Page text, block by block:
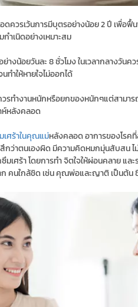
ควรเว้นการมีบุตรอย่างน้อย 2 ปี เพื่อฟื้
าเนิดอย่างเหมาะสม
างน้อยวันละ 8 ชั่วโมง ในเวลากลางวัน
าให้หายใจไม่ออกได้
รทํางานหนักหรือยกของหนักๆแต่สามาร
หลังคลอด
เศร้าในคุณแม่หลังคลอด อาการของโรค
กว่าตนเองผิด มีความคิดหมกมุ่นสับสน
ซึมเศร้า โดยการทํา จิตใจให้ผ่อนคลาย
าก คนใกล้ชิด เช่น คุณพ่อและญาติ เป็นต้